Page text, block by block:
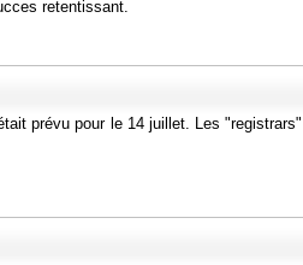
retentissant.
prévu pour le 14 juillet. Les "registrars"